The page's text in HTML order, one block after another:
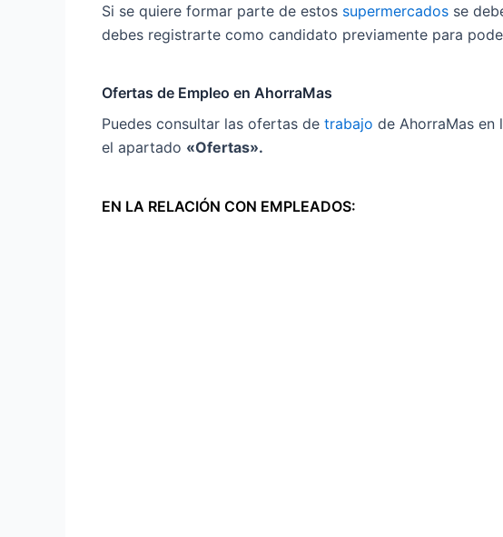
Si se quiere formar parte de estos supermercados se
debes registrarte como candidato previamente para
Ofertas de Empleo en AhorraMas
Puedes consultar las ofertas de trabajo de AhorraMas en
el apartado «Ofertas».
EN LA RELACIÓN CON EMPLEADOS: